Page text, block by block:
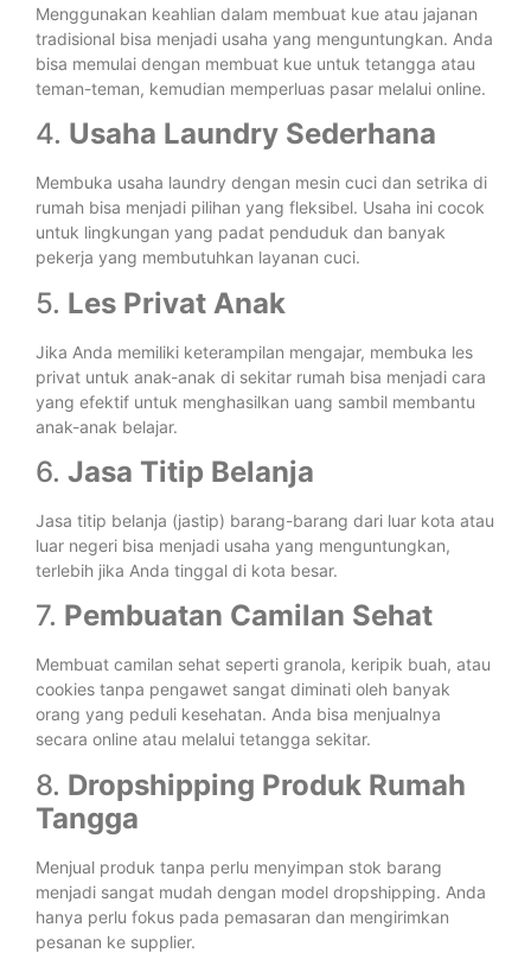
Menggunakan keahlian dalam membuat kue atau jajanan
tradisional bisa menjadi usaha yang menguntungkan. Anda
bisa memulai dengan membuat kue untuk tetangga atau
teman-teman, kemudian memperluas pasar melalui online.
4. Usaha Laundry Sederhana
Membuka usaha laundry dengan mesin cuci dan setrika di
rumah bisa menjadi pilihan yang fleksibel. Usaha ini cocok
untuk lingkungan yang padat penduduk dan banyak
pekerja yang membutuhkan layanan cuci.
5. Les Privat Anak
Jika Anda memiliki keterampilan mengajar, membuka les
privat untuk anak-anak di sekitar rumah bisa menjadi cara
yang efektif untuk menghasilkan uang sambil membantu
anak-anak belajar.
6. Jasa Titip Belanja
Jasa titip belanja (jastip) barang-barang dari luar kota atau
luar negeri bisa menjadi usaha yang menguntungkan,
terlebih jika Anda tinggal di kota besar.
7. Pembuatan Camilan Sehat
Membuat camilan sehat seperti granola, keripik buah, atau
cookies tanpa pengawet sangat diminati oleh banyak
orang yang peduli kesehatan. Anda bisa menjualnya
secara online atau melalui tetangga sekitar.
8. Dropshipping Produk Rumah
Tangga
Menjual produk tanpa perlu menyimpan stok barang
menjadi sangat mudah dengan model dropshipping. Anda
hanya perlu fokus pada pemasaran dan mengirimkan
pesanan ke supplier.